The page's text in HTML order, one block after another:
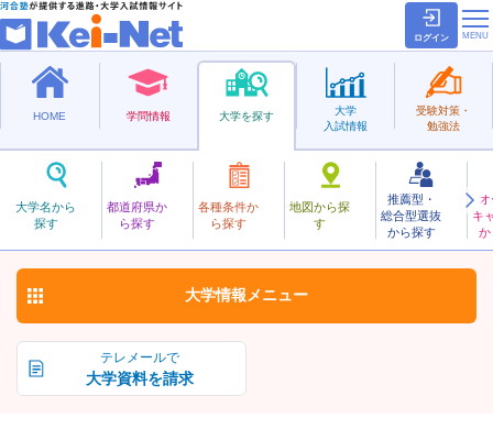
ログイン
HOME 学問情報 大学を探す
大学名から
探す
都道府県か
ら探す
各種条件か
ら探す
地図から探
す
推薦型・
総合型選抜
から探す
キ
か
大学
入試情報
受験対策・
勉強法
私立
おおたに
大谷大学 お気に入り
テレメールで
大学資料を請求
大学情報 メニュー